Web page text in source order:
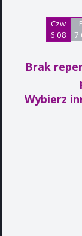
Czw
6 08
7
Brak
Wybierz